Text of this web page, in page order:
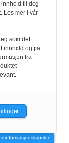
informasjonskapsler
til deg
Les mer i vår
som det
innhold og på
fra